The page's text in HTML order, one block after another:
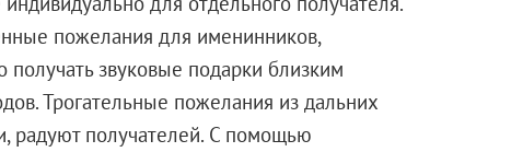
пожелания для именинников,
звуковые подарки близким
Трогательные пожелания из дальних
радуют получателей. С помощью